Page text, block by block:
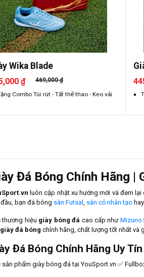
Wika Blade
₫ 469,000 ₫
Combo Túi rút - Tất thể thao - Keo vải
Đá Bóng Chính Hãng |
luôn cập nhật xu hướng mới và đem
bạn đá bóng sân Futsal sân cỏ nhân tạo
thương hiệu giày bóng đá cao cấp như Mizuno
giày đá bóng chính hãng, chất lượng tốt nhất và
Đá Bóng Chính Hãng Uy
sản phẩm giày bóng đá tại YouSport.vn ✅